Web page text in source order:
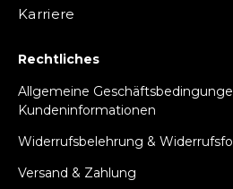
Karriere
Rechtliches
Allgemeine
Kundeninformationen
Widerrufsbelehrung &
Versand & Zahlung